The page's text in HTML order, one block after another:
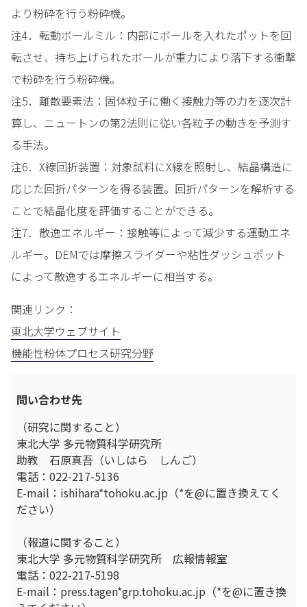
より粉砕を行う粉砕機。
注4．転動ボールミル：内部にボールを入れたポットを回
転させ、持ち上げられたボールが重力により落下する衝撃
で粉砕を行う粉砕機。
注5．離散要素法：固体粒子に働く接触力等の力を逐次計
算し、ニュートンの第2法則に従い各粒子の動きを予測す
る手法。
注6．X線回折装置：対象試料にX線を照射し、結晶構造に
応じた回折パターンを得る装置。回折パターンを解析する
ことで結晶化度を評価することができる。
注7．散逸エネルギー：接触等によって減少する運動エネ
ルギー。DEMでは摩擦スライダーや粘性ダッシュポット
によって散逸するエネルギーに相当する。
関連リンク：
東北大学ウェブサイト
機能性粉体プロセス研究分野
問い合わせ先
（研究に関すること）
東北大学 多元物質科学研究所
助教 石原真吾（いしはら しんご）
電話：022-217-5136
E-mail：ishihara*tohoku.ac.jp（*を@に置き換えてく
ださい）
（報道に関すること）
東北大学 多元物質科学研究所 広報情報室
電話：022-217-5198
E-mail：press.tagen*grp.tohoku.ac.jp（*を@に置き換